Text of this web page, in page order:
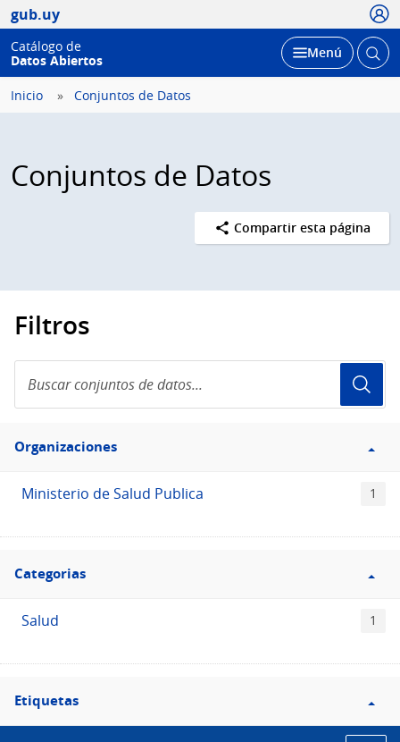
gub.uy
Catálogo de
Datos Abiertos
Desplegar
Menú Abrir
Inicio Conjuntos de Datos
Conjuntos de Datos
Compartir esta página
Filtros
conjuntos
de
Filtro
Organizaciones
Organizaciones
Ministerio de Salud Publica 1
Filtro
Categorias
Categorias
Salud 1
Filtro
Etiquetas
Etiquetas